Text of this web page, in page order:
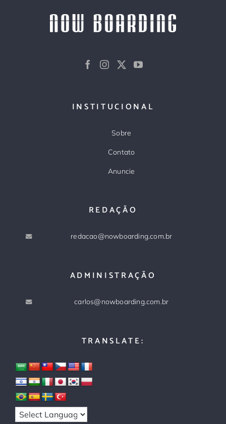
INSTITUCIONAL
Sobre
Contato
Anuncie
REDAÇÃO
redacao@nowboarding.com.br
ADMINISTRAÇÃO
carlos@nowboarding.com.br
TRANSLATE: